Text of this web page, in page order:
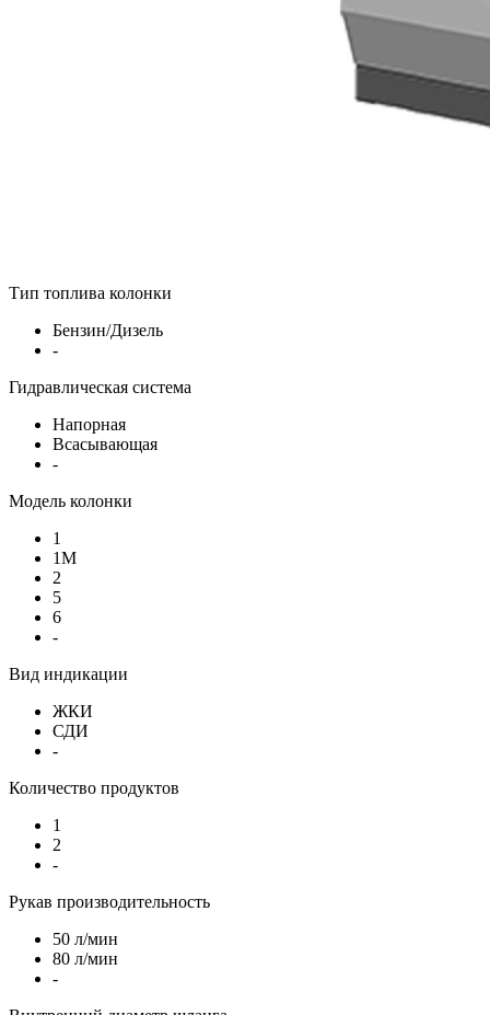
Тип топлива колонки
Бензин/Дизель
-
Гидравлическая система
Напорная
Всасывающая
-
Модель колонки
1
1М
2
5
6
-
Вид индикации
ЖКИ
СДИ
-
Количество продуктов
1
2
-
Рукав производительность
50 л/мин
80 л/мин
-